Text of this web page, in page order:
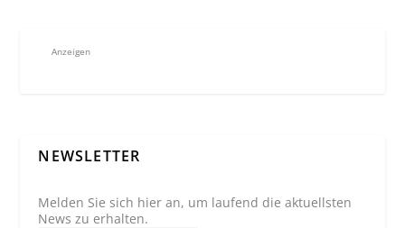
Anzeigen
NEWSLETTER
Melden Sie sich hier an, um laufend die aktuellsten
News zu erhalten.